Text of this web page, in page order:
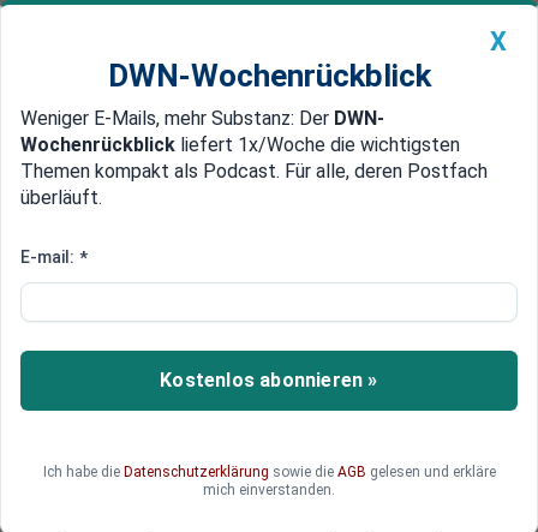
Newsticker MEIN DWN: Geldanlage Premium
Edelmetalle DWN-Magazin China
„Fexible Solidarität“
EU-Staaten finden keine
gemeinsame Linie bei
Flüchtlingen
Die EU-Staaten haben sich in Bratislava nicht auf
einigen können. Der kleinste gemeinsame
Nenner heißt nun „flexible Solidarität“. Außerdem
X
DWN-Wochenrückblick
Weniger E-Mails, mehr Substanz: Der DWN-
Wochenrückblick liefert 1x/Woche die wichtigsten
Themen kompakt als Podcast. Für alle, deren Postfach
überläuft.
E-mail: *
Kostenlos abonnieren »
Ich habe die Datenschutzerklärung sowie die AGB gelesen und erkläre
mich einverstanden.